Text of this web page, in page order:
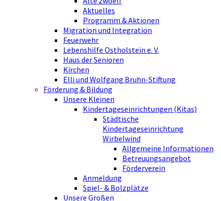
Aktuelles
Programm & Aktionen
Migration und Integration
Feuerwehr
Lebenshilfe Ostholstein e. V.
Haus der Senioren
Kirchen
Elli und Wolfgang Bruhn-Stiftung
Förderung & Bildung
Unsere Kleinen
Kindertageseinrichtungen (Kitas)
Städtische
Kindertageseinrichtung
Wirbelwind
Allgemeine Informationen
Betreuungsangebot
Förderverein
Anmeldung
Spiel- & Bolzplätze
Unsere Großen